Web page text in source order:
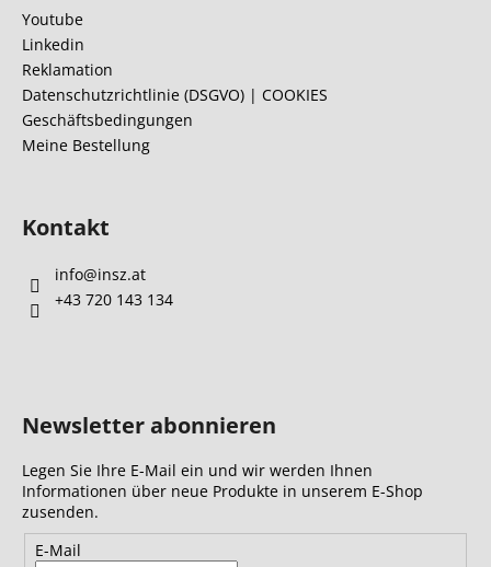
Youtube
Linkedin
Reklamation
Datenschutzrichtlinie (DSGVO) | COOKIES
Geschäftsbedingungen
Meine Bestellung
Kontakt
info@insz.at
+43 720 143 134
Newsletter abonnieren
Legen Sie Ihre E-Mail ein und wir werden Ihnen
Informationen über neue Produkte in unserem E-Shop
zusenden.
E-Mail